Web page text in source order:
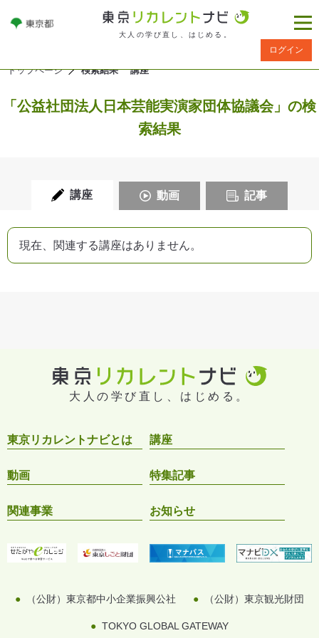
大人の学び直し、はじめる。
ログイン
トップページ 検索結果 講座
「公益社団法人日本芸能実演家団体協議会」の検
索結果
講座 動画 記事
現在、関連する講座はありません。
大人の学び直し、はじめる。
東京リカレントナビとは 講座
動画 特集記事
関連事業 お知らせ
（公財）東京都中小企業振興公社 （公財）東京観光財団
TOKYO GLOBAL GATEWAY